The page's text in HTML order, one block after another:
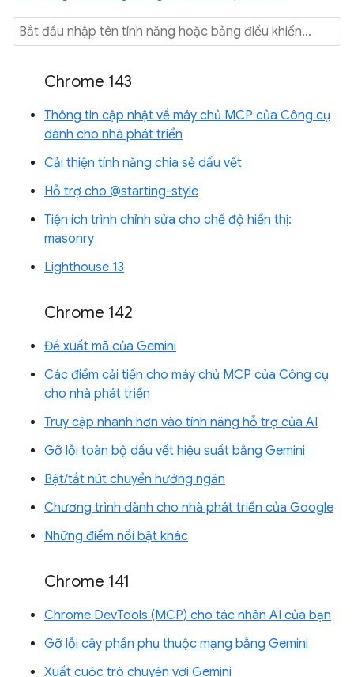
Chrome 143
Thông tin cập nhật về máy chủ MCP của Công cụ
dành cho nhà phát triển
Cải thiện tính năng chia sẻ dấu vết
Hỗ trợ cho @starting-style
Tiện ích trình chỉnh sửa cho chế độ hiển thị:
masonry
Lighthouse 13
Chrome 142
Đề xuất mã của Gemini
Các điểm cải tiến cho máy chủ MCP của Công cụ
cho nhà phát triển
Truy cập nhanh hơn vào tính năng hỗ trợ của AI
Gỡ lỗi toàn bộ dấu vết hiệu suất bằng Gemini
Bật/tắt nút chuyển hướng ngăn
Chương trình dành cho nhà phát triển của Google
Những điểm nổi bật khác
Chrome 141
Chrome DevTools (MCP) cho tác nhân AI của bạn
Gỡ lỗi cây phần phụ thuộc mạng bằng Gemini
Xuất cuộc trò chuyện với Gemini